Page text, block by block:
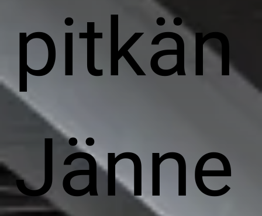
pitkän
Jänne